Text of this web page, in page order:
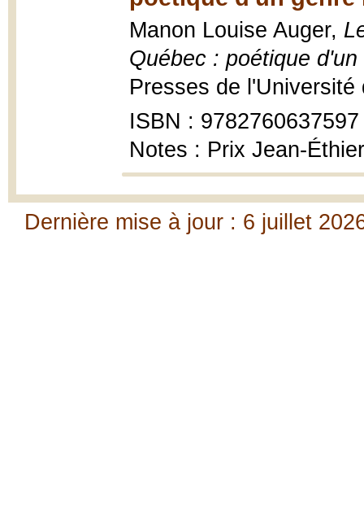
Manon Louise Auger,
Québec : poétique
Presses de
ISBN : 9782760637597
Notes : Prix Jean-
Dernière mise à jour : 6 juillet